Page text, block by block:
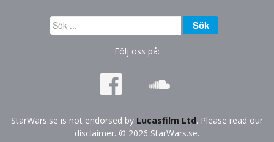
Sök
...
Sök
Följ oss på:
StarWars.se is not endorsed by Lucasfilm Ltd. Please read our
disclaimer. © 2026 StarWars.se.